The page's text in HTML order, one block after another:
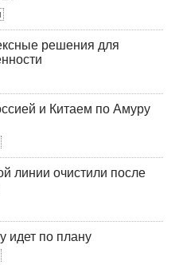
решения для
и Китаем по Амуру
линии очистили после
идет по плану